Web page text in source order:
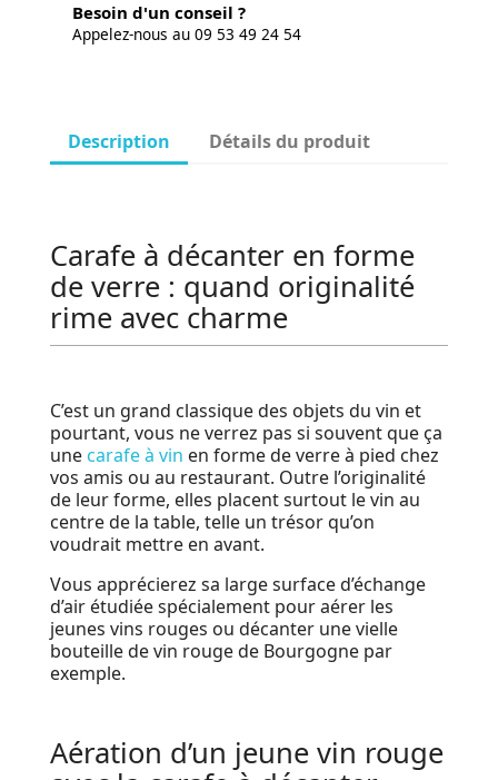
Besoin d'un conseil ?
Appelez-nous au 09 53 49 24 54
Description Détails du produit
Carafe à décanter en forme
de verre : quand originalité
rime avec charme
C’est un grand classique des objets du vin et
pourtant, vous ne verrez pas si souvent que ça
une carafe à vin en forme de verre à pied chez
vos amis ou au restaurant. Outre l’originalité
de leur forme, elles placent surtout le vin au
centre de la table, telle un trésor qu’on
voudrait mettre en avant.
Vous apprécierez sa large surface d’échange
d’air étudiée spécialement pour aérer les
jeunes vins rouges ou décanter une vielle
bouteille de vin rouge de Bourgogne par
exemple.
Aération d’un jeune vin rouge